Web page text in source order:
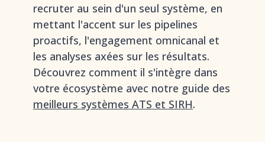
recruter au sein d'un seul système, en
mettant l'accent sur les pipelines
proactifs, l'engagement omnicanal et
les analyses axées sur les résultats.
Découvrez comment il s'intègre dans
votre écosystème avec notre guide des
meilleurs systèmes ATS et SIRH.